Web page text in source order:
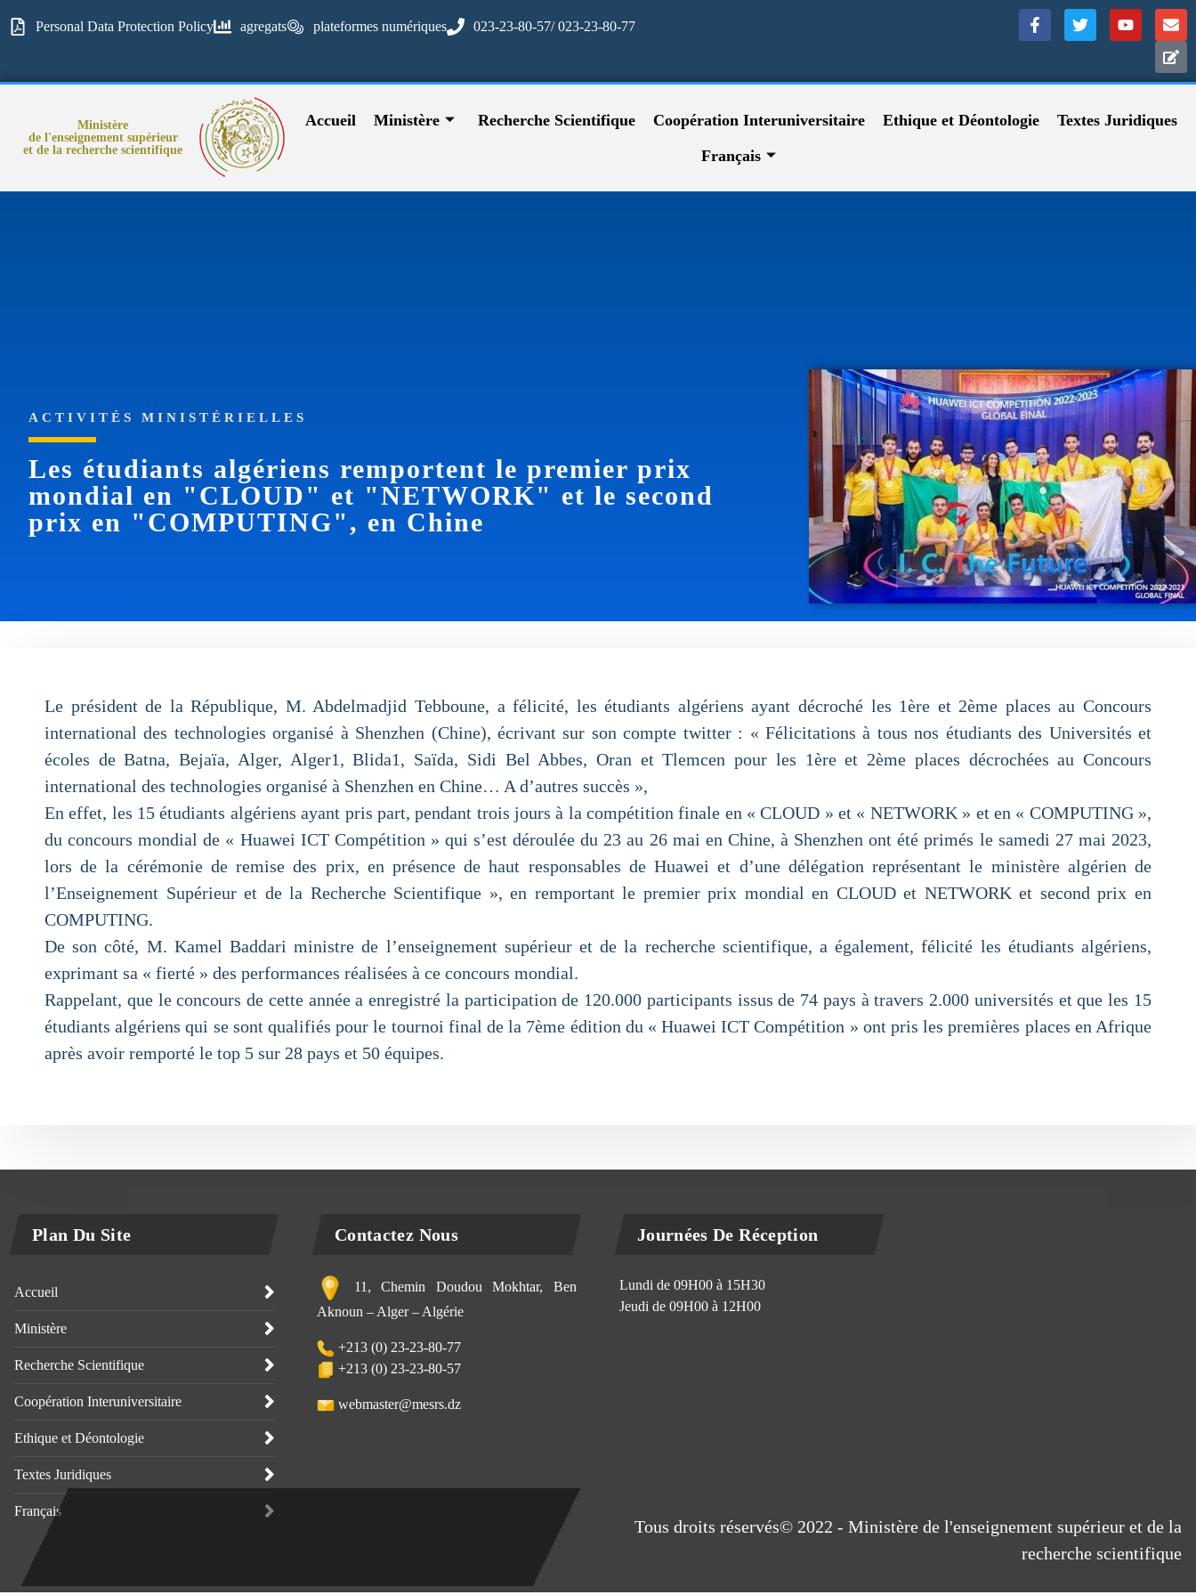
Personal Data Protection Policy agregats plateformes numériques 023-23-80-57/ 023-23-80-77
Ministère
de l'enseignement supérieur
et de la recherche scientifique
Accueil Ministère Recherche Scientifique Coopération Interuniversitaire Ethique et Déontologie
Textes Juridiques
Français
ACTIVITÉS MINISTÉRIELLES
Les étudiants algériens remportent le premier prix
mondial en "CLOUD" et "NETWORK" et le second
prix en "COMPUTING", en Chine
Le président de la République, M. Abdelmadjid Tebboune, a félicité, les étudiants algériens ayant décroché les 1ère et 2ème places au Concours
international des technologies organisé à Shenzhen (Chine), écrivant sur son compte twitter : « Félicitations à tous nos étudiants des Universités et
écoles de Batna, Bejaïa, Alger, Alger1, Blida1, Saïda, Sidi Bel Abbes, Oran et Tlemcen pour les 1ère et 2ème places décrochées au Concours
international des technologies organisé à Shenzhen en Chine… A d’autres succès »,
En effet, les 15 étudiants algériens ayant pris part, pendant trois jours à la compétition finale en « CLOUD » et « NETWORK » et en « COMPUTING »,
du concours mondial de « Huawei ICT Compétition » qui s’est déroulée du 23 au 26 mai en Chine, à Shenzhen ont été primés le samedi 27 mai 2023,
lors de la cérémonie de remise des prix, en présence de haut responsables de Huawei et d’une délégation représentant le ministère algérien de
l’Enseignement Supérieur et de la Recherche Scientifique », en remportant le premier prix mondial en CLOUD et NETWORK et second prix en
COMPUTING.
De son côté, M. Kamel Baddari ministre de l’enseignement supérieur et de la recherche scientifique, a également, félicité les étudiants algériens,
exprimant sa « fierté » des performances réalisées à ce concours mondial.
Rappelant, que le concours de cette année a enregistré la participation de 120.000 participants issus de 74 pays à travers 2.000 universités et que les 15
étudiants algériens qui se sont qualifiés pour le tournoi final de la 7ème édition du « Huawei ICT Compétition » ont pris les premières places en Afrique
après avoir remporté le top 5 sur 28 pays et 50 équipes.
Plan Du Site
Accueil
Ministère
Recherche Scientifique
Coopération Interuniversitaire
Ethique et Déontologie
Textes Juridiques
Français
Contactez Nous
11, Chemin Doudou Mokhtar, Ben
Aknoun – Alger – Algérie
+213 (0) 23-23-80-77
+213 (0) 23-23-80-57
webmaster@mesrs.dz
Journées De Réception
Lundi de 09H00 à 15H30
Jeudi de 09H00 à 12H00
Tous droits réservés© 2022 - Ministère de l'enseignement supérieur et de la
recherche scientifique